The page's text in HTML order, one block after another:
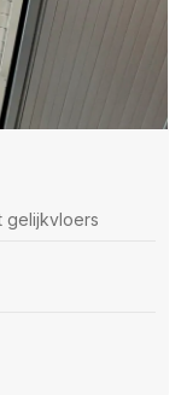
gelijkvloers